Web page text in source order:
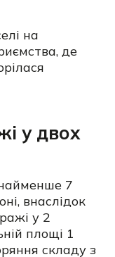
на
де
у двох
7
внаслідок
у 2
площі 1
складу з